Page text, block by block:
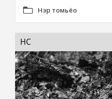
Нэр томьёо
ҮНС